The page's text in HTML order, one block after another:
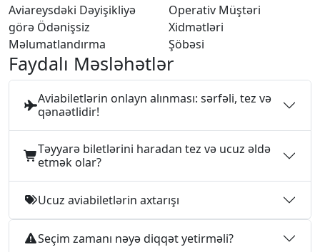
Aviareysdəki Dəyişikliyə
görə Ödənişsiz
Məlumatlandırma
Operativ Müştəri
Xidmətləri
Şöbəsi
Faydalı Məsləhətlər
Aviabiletlərin onlayn alınması: sərfəli, tez və
qənaətlidir!
Təyyarə biletlərini haradan tez və ucuz əldə
etmək olar?
Ucuz aviabiletlərin axtarışı
Seçim zamanı nəyə diqqət yetirməli?